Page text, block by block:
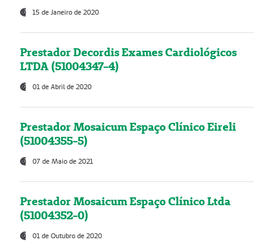
15 de Janeiro de 2020
Prestador Decordis Exames Cardiológicos
LTDA (51004347-4)
01 de Abril de 2020
Prestador Mosaicum Espaço Clínico Eireli
(51004355-5)
07 de Maio de 2021
Prestador Mosaicum Espaço Clínico Ltda
(51004352-0)
01 de Outubro de 2020